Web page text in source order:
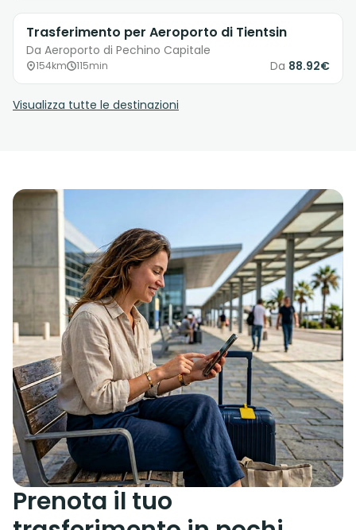
Trasferimento per Aeroporto di Tientsin
Da Aeroporto di Pechino Capitale
154km 115min Da 88.92€
Visualizza tutte le destinazioni
Prenota il tuo